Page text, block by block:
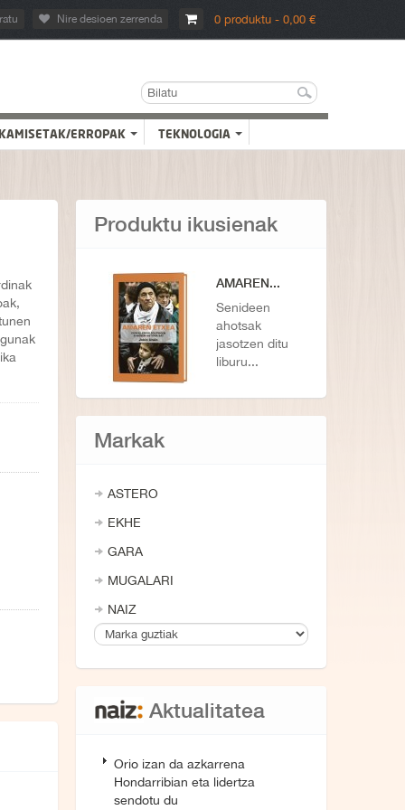
0 produktu - 0,00 €
Nire desioen zerrenda
KAMISETAK/ERROPAK TEKNOLOGIA
Produktu ikusienak
AMAREN...
Senideen
ahotsak
jasotzen ditu
liburu...
Markak
ASTERO
EKHE
GARA
MUGALARI
NAIZ
Aktualitatea
Orio izan da azkarrena
Hondarribian eta lidertza
sendotu du